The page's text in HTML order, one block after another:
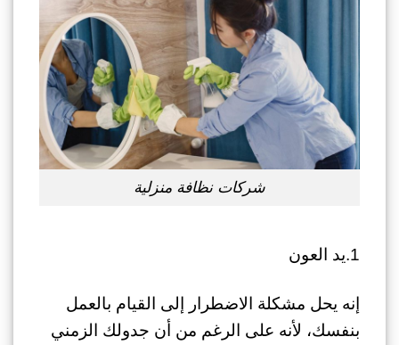
شركات نظافة منزلية
1.يد العون
إنه يحل مشكلة الاضطرار إلى القيام بالعمل
بنفسك، لأنه على الرغم من أن جدولك الزمني